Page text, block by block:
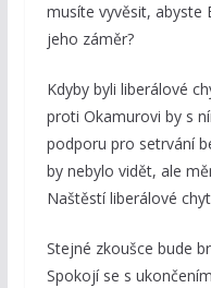
musíte vyvěsit, abyste
jeho záměr?
Kdyby byli liberálové
proti Okamurovi by s
podporu pro setrvání
by nebylo vidět, ale
Naštěstí liberálové
Stejné zkoušce bude
Spokojí se s